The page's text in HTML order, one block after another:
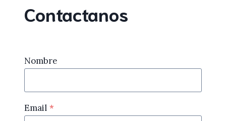
Contactanos
Nombre
Email *